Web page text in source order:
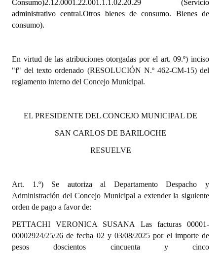
Ejecución Presupuestaria
NORMATIVA
Comunicaciones
Antiguos Pobladores
Noticias Destacadas
Registros y Distinciones
Datos Históricos
Consumo)2.12.0001.22.001.1.1.02.20.29 (Servicio
administrativo central.Otros bienes de consumo. Bienes de
consumo).
En virtud de las atribuciones otorgadas por el art. 09.º) inciso
"f" del texto ordenado (RESOLUCIÓN N.º 462-CM-15) del
reglamento interno del Concejo Municipal.
EL PRESIDENTE DEL CONCEJO MUNICIPAL DE
SAN CARLOS DE BARILOCHE
RESUELVE
Art. 1.º) Se autoriza al Departamento Despacho y
Administración del Concejo Municipal a extender la siguiente
orden de pago a favor de:
PETTACHI VERONICA SUSANA Las facturas 00001-
00002924/25/26 de fecha 02 y 03/08/2025 por el importe de
pesos doscientos cincuenta y cinco